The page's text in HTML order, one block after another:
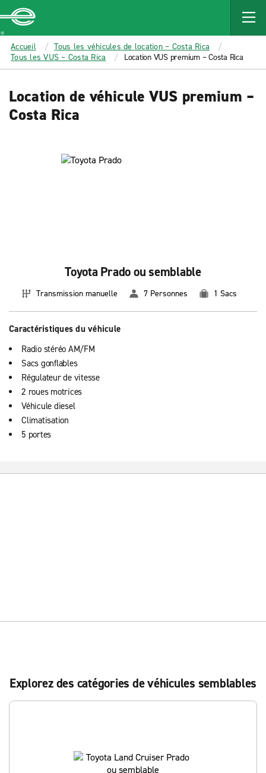
MAIN
CONTENT
Enterprise
Accueil
Tous les véhicules de location – Costa Rica
Tous les VUS – Costa Rica
Location VUS premium – Costa Rica
Location de véhicule VUS premium –
Costa Rica
Toyota Prado ou semblable
Transmission manuelle 7 Personnes 1 Sacs
Caractéristiques du véhicule
Radio stéréo AM/FM
Sacs gonflables
Régulateur de vitesse
2 roues motrices
Véhicule diesel
Climatisation
5 portes
Explorez des catégories de véhicules semblables